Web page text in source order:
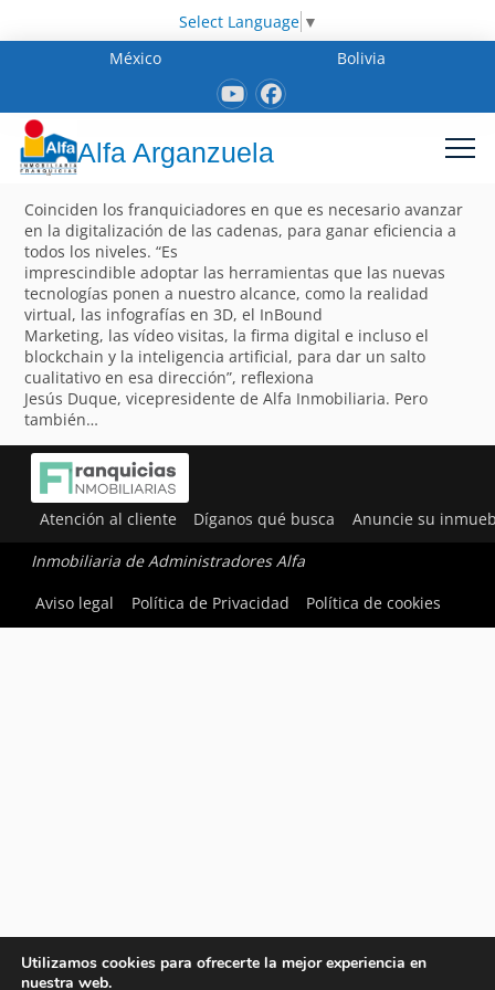
Select Language ▼
México
Bolivia
Alfa Arganzuela
Coinciden los franquiciadores en que es necesario avanzar
en la digitalización de las cadenas, para ganar eficiencia a
todos los niveles. “Es
imprescindible adoptar las herramientas que las nuevas
tecnologías ponen a nuestro alcance, como la realidad
virtual, las infografías en 3D, el InBound
Marketing, las vídeo visitas, la firma digital e incluso el
blockchain y la inteligencia artificial, para dar un salto
cualitativo en esa dirección”, reflexiona
Jesús Duque, vicepresidente de Alfa Inmobiliaria. Pero
también…
Atención al cliente Díganos qué busca Anuncie su
Inmobiliaria de Administradores Alfa
Aviso legal
Política de Privacidad Política de cookies
Utilizamos cookies para ofrecerte la mejor experiencia en
nuestra web.